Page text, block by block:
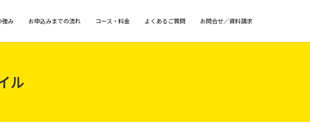
強み お申込みまでの流れ コース・料金 よくあるご質問 お問合せ／資料請求
ル